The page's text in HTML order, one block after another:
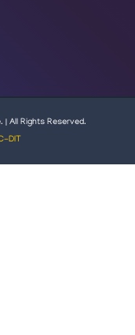
All Rights Reserved.
DIT